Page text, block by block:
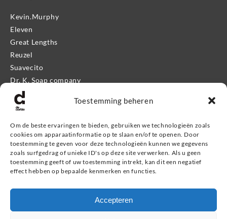
Toestemming beheren
Om de beste ervaringen te bieden, gebruiken we technologieën zoals
cookies om apparaatinformatie op te slaan en/of te openen. Door
toestemming te geven voor deze technologieën kunnen we gegevens
zoals surfgedrag of unieke ID's op deze site verwerken. Als u geen
toestemming geeft of uw toestemming intrekt, kan dit een negatief
effect hebben op bepaalde kenmerken en functies.
Accepteren
Kevin.Murphy
Eleven
Great Lengths
Reuzel
Suavecito
Dr. K. Soap company
Mr. Bear Family
Apothecary 87
Kevin.Murphy Men
Eleven Man
Giftshop